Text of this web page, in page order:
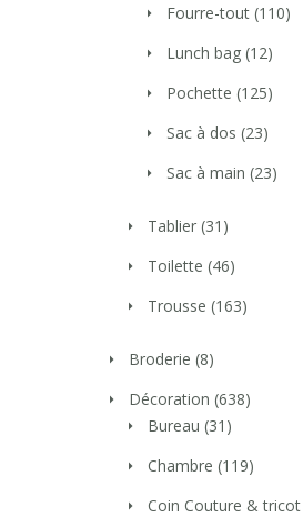
Fourre-tout (110)
Lunch bag (12)
Pochette (125)
Sac à dos (23)
Sac à main (23)
Tablier (31)
Toilette (46)
Trousse (163)
Broderie (8)
Décoration (638)
Bureau (31)
Chambre (119)
Coin Couture & tricot